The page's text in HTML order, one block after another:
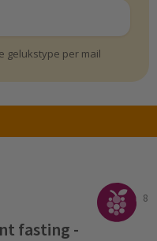
gelukstype per mail
8
fasting -